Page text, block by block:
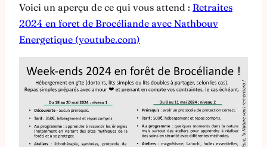
Voici un aperçu de ce qui vous attend : Retraites
2024 en foret de Brocéliande avec Nathbouv
Energetique (youtube.com)